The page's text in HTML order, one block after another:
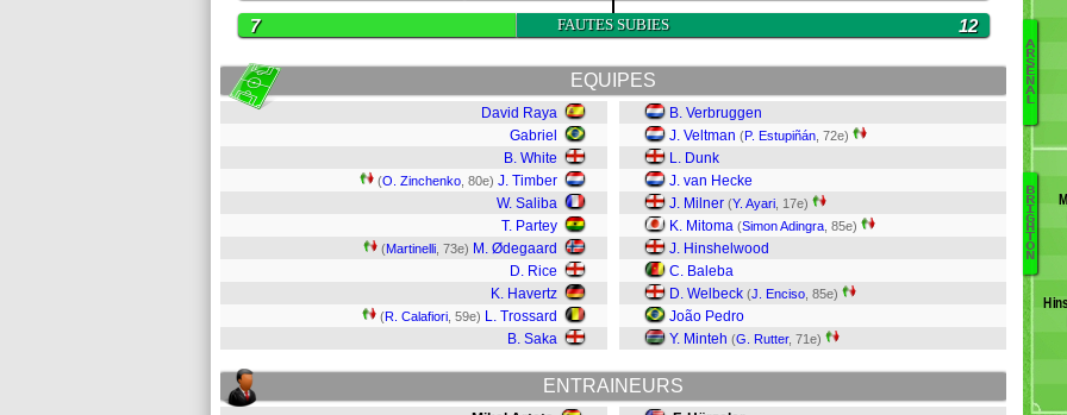
FAUTES SUBIES
7 12
EQUIPES
David Raya
Gabriel
B. White
(O. Zinchenko , 80e) J. Timber
W. Saliba
T. Partey
(Martinelli , 73e) M. Ødegaard
D. Rice
K. Havertz
(R. Calafiori , 59e) L. Trossard
B. Saka
B. Verbruggen
J. Veltman (P. Estupiñán , 72e)
L. Dunk
J. van Hecke
J. Milner (Y. Ayari , 17e)
K. Mitoma (Simon Adingra , 85e)
J. Hinshelwood
C. Baleba
D. Welbeck (J. Enciso , 85e)
João Pedro
Y. Minteh (G. Rutter, 71e)
ENTRAINEURS
A
R
S
E
N
A
L
B
R
I
G
H
T
O
N